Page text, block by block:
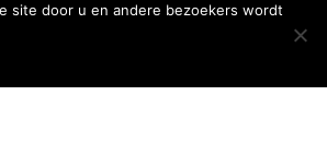
site door u en andere bezoekers wordt